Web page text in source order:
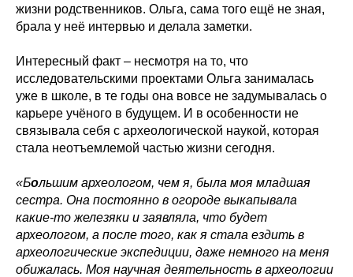
жизни родственников. Ольга, сама того ещё не зная,
брала у неё интервью и делала заметки.
Интересный факт – несмотря на то, что
исследовательскими проектами Ольга занималась
уже в школе, в те годы она вовсе не задумывалась о
карьере учёного в будущем. И в особенности не
связывала себя с археологической наукой, которая
стала неотъемлемой частью жизни сегодня.
«Большим археологом, чем я, была моя младшая
сестра. Она постоянно в огороде выкапывала
какие-то железяки и заявляла, что будет
археологом, а после того, как я стала ездить в
археологические экспедиции, даже немного на меня
обижалась. Моя научная деятельность в археологии